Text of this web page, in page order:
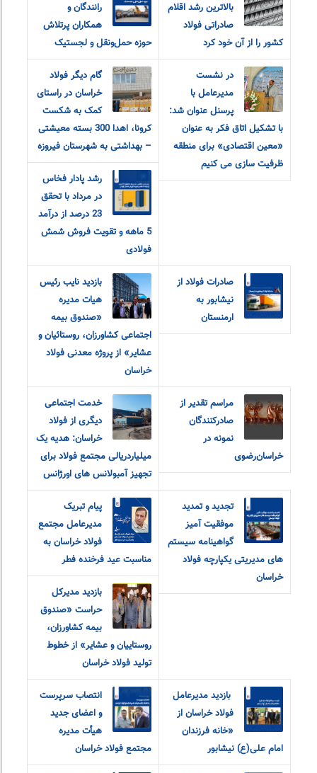
بالاترین رشد اقلام
صادراتی فولاد
کشور را از آن خود کرد
رانندگان و
همکاران پرتلاش
حوزه حمل‌ونقل و لجستیک
در نشست
مدیرعامل با
پرسنل عنوان شد:
با تشکیل اتاق فکر به عنوان
«معین اقتصادی» برای منطقه
ظرفیت سازی می کنیم
گام دیگر فولاد
خراسان در راستای
کمک به شکست
کرونا، اهدا 300 بسته معیشتی
– بهداشتی به شهرستان فیروزه
رشد پادار فخاس
در مرداد با تحقق
23 درصد از درآمد
5 ماهه و تقویت فروش شمش
فولادی
صادرات فولاد از
نیشابور به
ارمنستان
بازدید نایب رئیس
هیات مدیره
«صندوق بیمه
اجتماعی کشاورزان، روستائیان و
عشایر» از پروژه معدنی فولاد
خراسان
مراسم تقدیر از
صادرکنندگان
نمونه در
خراسان‌رضوی
خدمت اجتماعی
دیگری از فولاد
خراسان: هدیه یک
میلیاردریالی مجتمع فولاد برای
تجهیز آمبولانس های اورژانس
تجدید و تمدید
موفقیت آمیز
گواهینامه سیستم
های مدیریتی یکپارچه فولاد
خراسان
پیام تبریک
مدیرعامل مجتمع
فولاد خراسان به
مناسبت عید فرخنده فطر
بازدید مدیرکل
حراست «صندوق
بیمه کشاورزان،
روستاییان و عشایر» از خطوط
تولید فولاد خراسان
‎ بازدید مدیرعامل
فولاد خراسان از
«خانه فرزندان
امام‌ علی(ع) نیشابور
انتصاب سرپرست
و اعضای جدید
هیأت مدیره
مجتمع فولاد خراسان